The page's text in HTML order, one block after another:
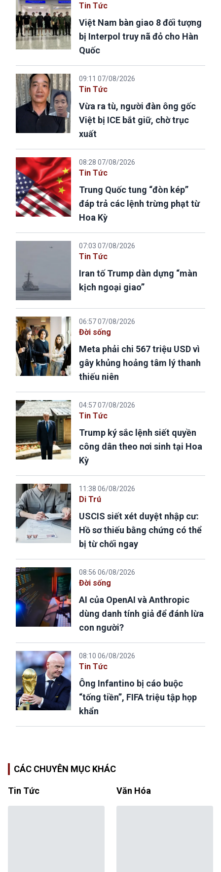
Tin Tức
Việt Nam bàn giao 8 đối tượng
bị Interpol truy nã đỏ cho Hàn
Quốc
09:11 07/08/2026
Tin Tức
Vừa ra tù, người đàn ông gốc
Việt bị ICE bắt giữ, chờ trục
xuất
08:28 07/08/2026
Tin Tức
Trung Quốc tung “đòn kép”
đáp trả các lệnh trừng phạt từ
Hoa Kỳ
07:03 07/08/2026
Tin Tức
Iran tố Trump dàn dựng “màn
kịch ngoại giao”
06:57 07/08/2026
Đời sống
Meta phải chi 567 triệu USD vì
gây khủng hoảng tâm lý thanh
thiếu niên
04:57 07/08/2026
Tin Tức
Trump ký sắc lệnh siết quyền
công dân theo nơi sinh tại Hoa
Kỳ
11:38 06/08/2026
Di Trú
USCIS siết xét duyệt nhập cư:
Hồ sơ thiếu bằng chứng có thể
bị từ chối ngay
08:56 06/08/2026
Đời sống
AI của OpenAI và Anthropic
dùng danh tính giả để đánh lừa
con người?
08:10 06/08/2026
Tin Tức
Ông Infantino bị cáo buộc
“tống tiền”, FIFA triệu tập họp
khẩn
CÁC CHUYÊN MỤC KHÁC
Tin Tức Văn Hóa